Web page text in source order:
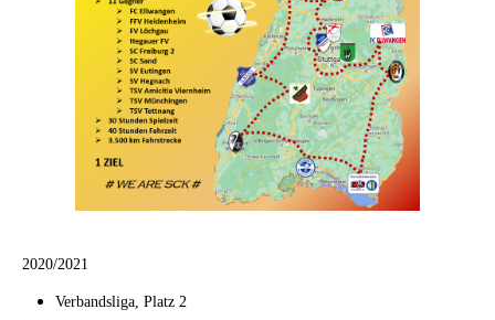
2020/2021
Verbandsliga, Platz 2